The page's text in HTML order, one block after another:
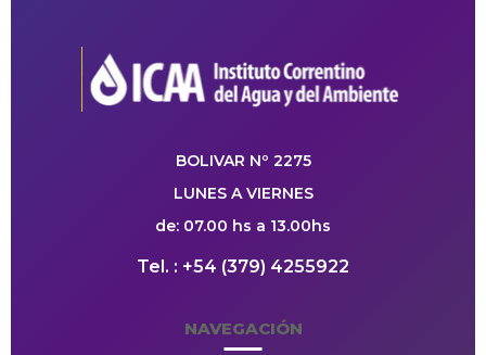
BOLIVAR Nº 2275
LUNES A VIERNES
de: 07.00 hs a 13.00hs
Tel. : +54 (379) 4255922
NAVEGACIÓN